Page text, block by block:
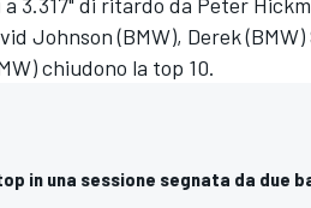
Johnson (BMW), Derek
chiudono la top 10.
in una sessione segnata da due